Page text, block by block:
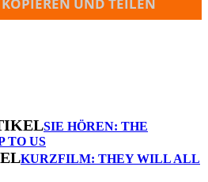
SIE HÖREN: THE
TO US
KURZFILM: THEY WILL ALL